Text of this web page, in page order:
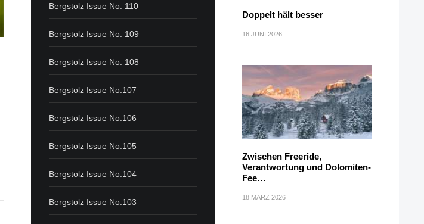
Bergstolz Issue No. 110
Bergstolz Issue No. 109
Bergstolz Issue No. 108
Bergstolz Issue No.107
Bergstolz Issue No.106
Bergstolz Issue No.105
Bergstolz Issue No.104
Bergstolz Issue No.103
Doppelt hält besser
16.JUNI 2026
Zwischen Freeride,
Verantwortung und Dolomiten-
Fee…
18.MÄRZ 2026